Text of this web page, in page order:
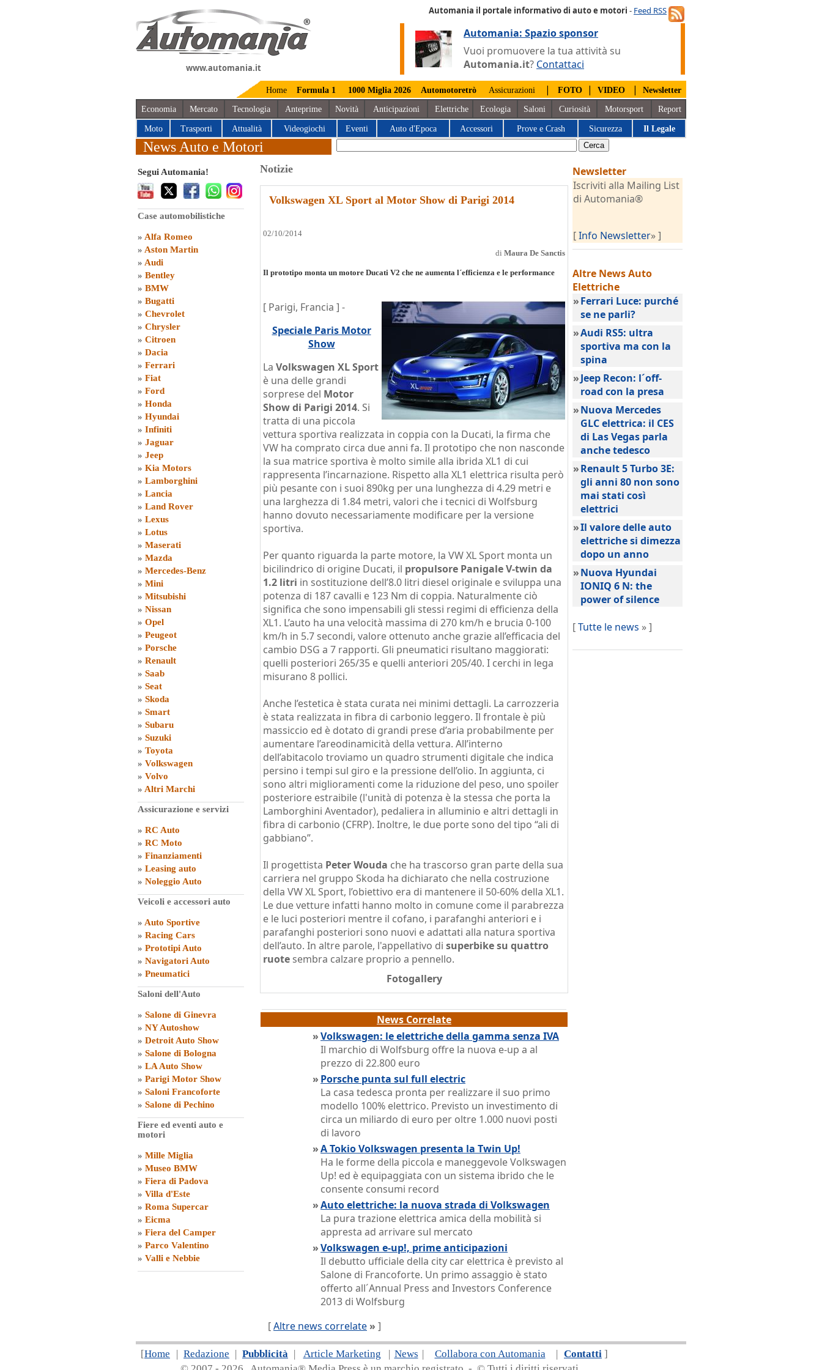
www.automania.it
Automania il portale informativo di auto e motori - Feed RSS
Automania: Spazio sponsor
Vuoi promuovere la tua attività su
Automania.it? Contattaci
Home Formula 1 1000 Miglia 2026 Automotoretrò Assicurazioni | FOTO | VIDEO | Newsletter
Economia Mercato Tecnologia Anteprime Novità Anticipazioni Elettriche Ecologia Saloni Curiosità Motorsport Report
Moto Trasporti Attualità Videogiochi Eventi Auto d'Epoca Accessori Prove e Crash Sicurezza Il Legale
News Auto e Motori
Segui Automania!
Case automobilistiche
» Alfa Romeo
» Aston Martin
» Audi
» Bentley
» BMW
» Bugatti
» Chevrolet
» Chrysler
» Citroen
» Dacia
» Ferrari
» Fiat
» Ford
» Honda
» Hyundai
» Infiniti
» Jaguar
» Jeep
» Kia Motors
» Lamborghini
» Lancia
» Land Rover
» Lexus
» Lotus
» Maserati
» Mazda
» Mercedes-Benz
» Mini
» Mitsubishi
» Nissan
» Opel
» Peugeot
» Porsche
» Renault
» Saab
» Seat
» Skoda
» Smart
» Subaru
» Suzuki
» Toyota
» Volkswagen
» Volvo
» Altri Marchi
Assicurazione e servizi
» RC Auto
» RC Moto
» Finanziamenti
» Leasing auto
» Noleggio Auto
Veicoli e accessori auto
» Auto Sportive
» Racing Cars
» Prototipi Auto
» Navigatori Auto
» Pneumatici
Saloni dell'Auto
» Salone di Ginevra
» NY Autoshow
» Detroit Auto Show
» Salone di Bologna
» LA Auto Show
» Parigi Motor Show
» Saloni Francoforte
» Salone di Pechino
Fiere ed eventi auto e
motori
» Mille Miglia
» Museo BMW
» Fiera di Padova
» Villa d'Este
» Roma Supercar
» Eicma
» Fiera del Camper
» Parco Valentino
» Valli e Nebbie
Notizie
Volkswagen XL Sport al Motor Show di Parigi 2014
02/10/2014
di Maura De Sanctis
Il prototipo monta un motore Ducati V2 che ne aumenta l´efficienza e le performance
[ Parigi, Francia ] -
Speciale Paris Motor
Show
La Volkswagen XL Sport
è una delle grandi
sorprese del Motor
Show di Parigi 2014. Si
tratta di una piccola
vettura sportiva realizzata in coppia con la Ducati, la firma che
VW ha comprato circa due anni fa. Il prototipo che non nasconde
la sua matrice sportiva è molto simile alla ibrida XL1 di cui
rappresenta l’incarnazione. Rispetto alla XL1 elettrica risulta però
più pesante con i suoi 890kg per una lunghezza di 4.29 metri e
una larghezza di 1.84 metri, valori che i tecnici di Wolfsburg
hanno dovuto necessariamente modificare per la versione
sportiva.
Per quanto riguarda la parte motore, la VW XL Sport monta un
bicilindrico di origine Ducati, il propulsore Panigale V-twin da
1.2 litri in sostituzione dell’8.0 litri diesel originale e sviluppa una
potenza di 187 cavalli e 123 Nm di coppia. Naturalmente ciò
significa che sono impensabili gli stessi regimi di efficienza della
XL1. L’auto ha una velocità massima di 270 km/h e brucia 0-100
km/h in 5.7 secondi, valore ottenuto anche grazie all’efficacia del
cambio DSG a 7 rapporti. Gli pneumatici risultano maggiorati:
quelli posteriori 265/35 e quelli anteriori 205/40. I cerchi in lega
misurano 8 pollici.
Anche l’estetica è stata curata nei minimi dettagli. La carrozzeria
è stata realizzata in fibra di carbonio leggero. Il frontale è più
massiccio ed è dotato di grandi prese d’aria probabilmente per
aumentare l’areodinamicità della vettura. All’interno
dell’abitacolo troviamo un quadro strumenti digitale che indica
persino i tempi sul giro e la pressione dell’olio. In aggiunta, ci
sono altri miglioramenti come la riduzione del peso, uno spoiler
posteriore estraibile (l'unità di potenza è la stessa che porta la
Lamborghini Aventador), pedaliera in alluminio e altri dettagli in
fibra di carbonio (CFRP). Inoltre, le due porte sono del tipo “ali di
gabbiano”.
Il progettista Peter Wouda che ha trascorso gran parte della sua
carriera nel gruppo Skoda ha dichiarato che nella costruzione
della VW XL Sport, l’obiettivo era di mantenere il 50-60% della XL1.
Le due vetture infatti hanno molto in comune come il parabrezza
e le luci posteriori mentre il cofano, i parafanghi anteriori e i
parafanghi posteriori sono nuovi e adattati alla natura sportiva
dell’auto. In altre parole, l'appellativo di superbike su quattro
ruote sembra calzare proprio a pennello.
Fotogallery
News Correlate
»Volkswagen: le elettriche della gamma senza IVA
Il marchio di Wolfsburg offre la nuova e-up a al
prezzo di 22.800 euro
» Porsche punta sul full electric
La casa tedesca pronta per realizzare il suo primo
modello 100% elettrico. Previsto un investimento di
circa un miliardo di euro per oltre 1.000 nuovi posti
di lavoro
»A Tokio Volkswagen presenta la Twin Up!
Ha le forme della piccola e maneggevole Volkswagen
Up! ed è equipaggiata con un sistema ibrido che le
consente consumi record
»Auto elettriche: la nuova strada di Volkswagen
La pura trazione elettrica amica della mobilità si
appresta ad arrivare sul mercato
»Volkswagen e-up!, prime anticipazioni
Il debutto ufficiale della city car elettrica è previsto al
Salone di Francoforte. Un primo assaggio è stato
offerto all´Annual Press and Investors Conference
2013 di Wolfsburg
[Altre news correlate » ]
Newsletter
Iscriviti alla Mailing List
di Automania®
[Info Newsletter» ]
Altre NewsAuto
Elettriche
»Ferrari Luce: purché
se ne parli?
»Audi RS5: ultra
sportiva ma con la
spina
»Jeep Recon: l´off-
road con la presa
»Nuova Mercedes
GLC elettrica: il CES
di Las Vegas parla
anche tedesco
»Renault 5 Turbo 3E:
gli anni 80 non sono
mai stati così
elettrici
»Il valore delle auto
elettriche si dimezza
dopo un anno
»Nuova Hyundai
IONIQ 6 N: the
power of silence
[Tutte le news » ]
[Home | Redazione | Pubblicità | Article Marketing | News | Collabora con Automania | Contatti ]